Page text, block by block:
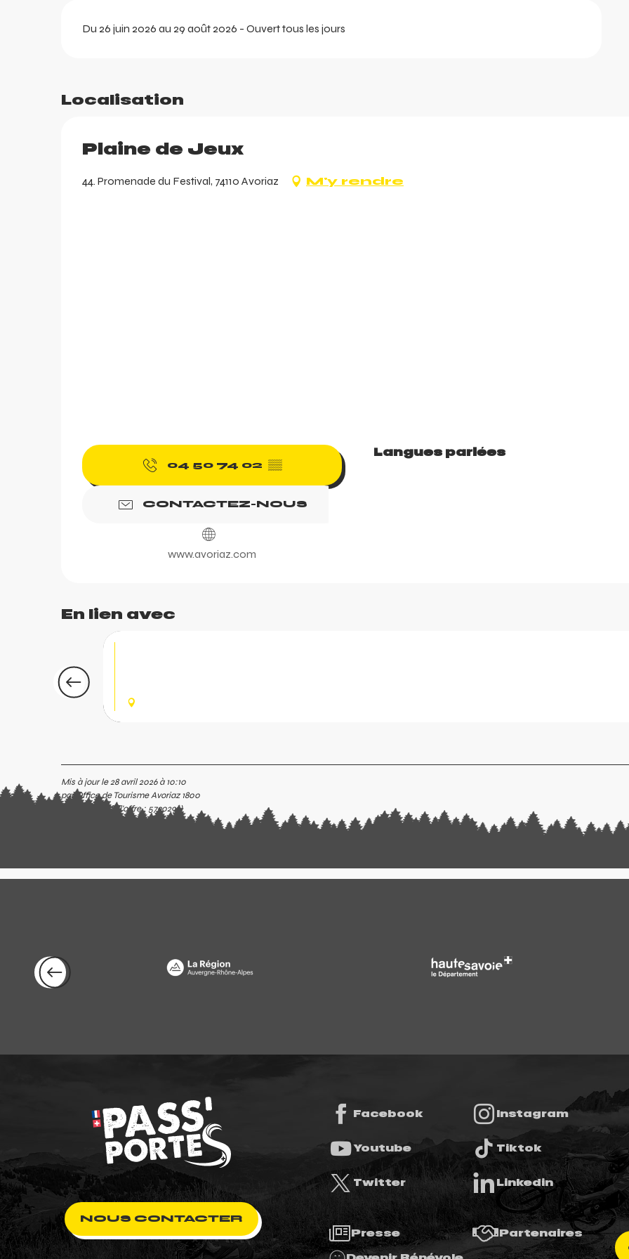
Du 26 juin 2026 au 29 août 2026 - Ouvert tous les jours
Localisation
Plaine de Jeux
44. Promenade du Festival, 74110 Avoriaz M'y rendre
04 50 74 02 ▒▒
CONTACTEZ-NOUS
www.avoriaz.com
Langues parlées
Langues parlées
En lien avec
Mis à jour le 28 avril 2026 à 10:10
par Office de Tourisme Avoriaz 1800
(Identifiant de l'offre : 5790292)
NOUS CONTACTER
Facebook Instagram
Youtube Tiktok
Twitter Linkedin
Presse Partenaires